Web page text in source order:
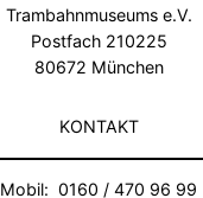
Trambahnmuseums e.V.
Postfach 210225
80672 München
KONTAKT
Mobil: 0160 / 470 96 99